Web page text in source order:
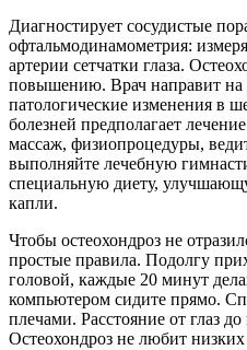
Диагностирует сосудистые
офтальмодинамометрия:
артерии сетчатки глаза.
повышению. Врач направит на
патологические изменения в
болезней предполагает
массаж, физиопроцедуры,
выполняйте лечебную
специальную диету,
капли.
Чтобы остеохондроз не
простые правила. Подолгу
головой, каждые 20 минут
компьютером сидите прямо.
плечами. Расстояние от глаз
Остеохондроз не любит